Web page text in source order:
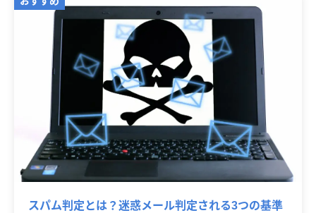
スパム判定とは？迷惑メール判定される3つの基準